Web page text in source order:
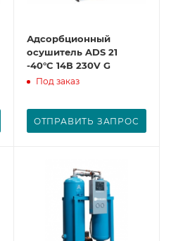
Адсорбционный
осушитель ADS 21
-40°C 14В 230V G
Под заказ
ОТПРАВИТЬ ЗАПРОС